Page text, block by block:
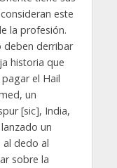
este
la profesión.
deben derribar
historia que
el Hail
un
[sic], India,
un
al dedo al
sobre la